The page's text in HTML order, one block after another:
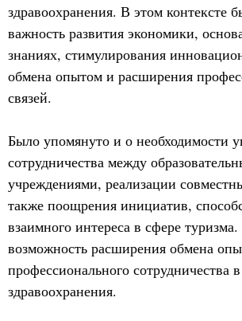
здравоохранения. В этом контексте
важность развития экономики,
знаниях, стимулирования
обмена опытом и расширения
связей.
Было упомянуто и о необходимости
сотрудничества между
учреждениями, реализации
также поощрения инициатив,
взаимного интереса в сфере
возможность расширения обмена
профессионального сотрудничества
здравоохранения.